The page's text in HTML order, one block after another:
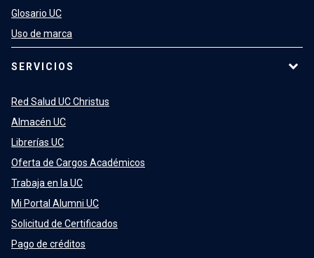
Glosario UC
Uso de marca
SERVICIOS
Red Salud UC Christus
Almacén UC
Librerías UC
Oferta de Cargos Académicos
Trabaja en la UC
Mi Portal Alumni UC
Solicitud de Certificados
Pago de créditos